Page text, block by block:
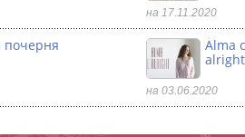
на 17.11.2020
почерня
Alma
на 03.06.2020